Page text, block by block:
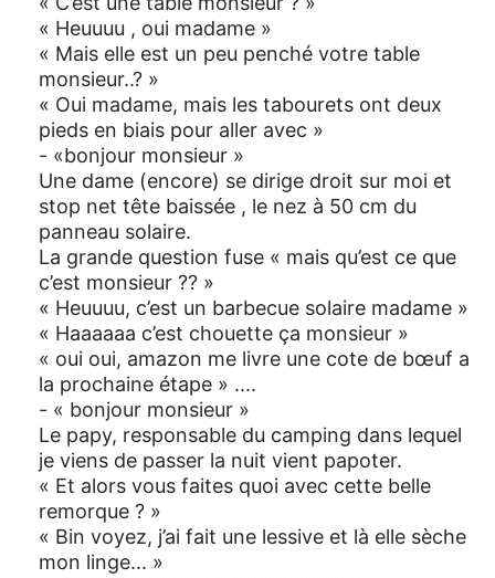
« Heuuuu , oui madame »
« Mais elle est un peu penché votre table
monsieur..? »
« Oui madame, mais les tabourets ont deux
pieds en biais pour aller avec »
- «bonjour monsieur »
Une dame (encore) se dirige droit sur moi et
stop net tête baissée , le nez à 50 cm du
panneau solaire.
La grande question fuse « mais qu’est ce que
c’est monsieur ?? »
« Heuuuu, c’est un barbecue solaire madame »
« Haaaaaa c’est chouette ça monsieur »
« oui oui, amazon me livre une cote de bœuf a
la prochaine étape » ....
- « bonjour monsieur »
Le papy, responsable du camping dans lequel
je viens de passer la nuit vient papoter.
« Et alors vous faites quoi avec cette belle
remorque ? »
« Bin voyez, j’ai fait une lessive et là elle sèche
mon linge... »